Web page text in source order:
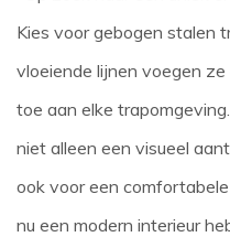
Kies voor gebogen stalen
vloeiende lijnen voegen
toe aan elke
niet alleen een visueel
ook voor een
nu een modern interieur